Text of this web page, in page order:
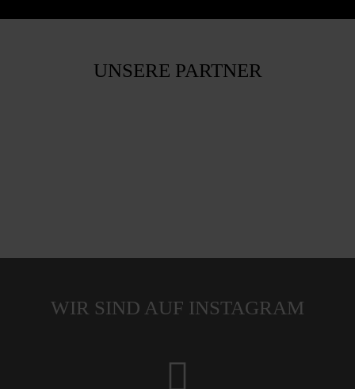
UNSERE PARTNER
WIR SIND AUF INSTAGRAM